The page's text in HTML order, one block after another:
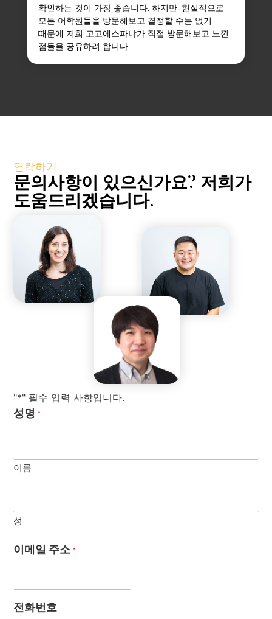
확인하는 것이 가장 좋습니다. 하지만, 현실적으로
모든 어학원들을 방문해보고 결정할 수는 없기
때문에 저희 고고에스파냐가 직접 방문해보고 느낀
점들을 공유하려 합니다....
연락하기
문의사항이 있으신가요? 저희가
도움드리겠습니다.
"*" 필수 입력 사항입니다.
성명 *
이름
성
이메일 주소 *
전화번호